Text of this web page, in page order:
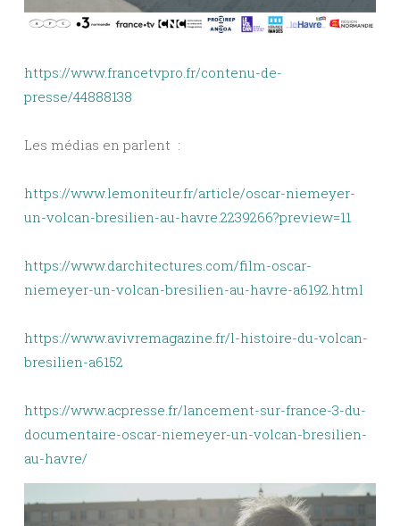
https://www.francetvpro.fr/contenu-de-
presse/44888138
Les médias en parlent :
https://www.lemoniteur.fr/article/oscar-niemeyer-
un-volcan-bresilien-au-havre.2239266?preview=11
https://www.darchitectures.com/film-oscar-
niemeyer-un-volcan-bresilien-au-havre-a6192.html
https://www.avivremagazine.fr/l-histoire-du-volcan-
bresilien-a6152
https://www.acpresse.fr/lancement-sur-france-3-du-
documentaire-oscar-niemeyer-un-volcan-bresilien-
au-havre/